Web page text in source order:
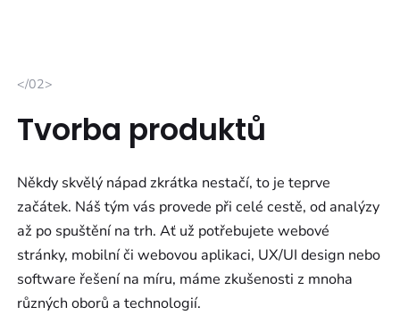
</02>
Tvorba produktů
Někdy skvělý nápad zkrátka nestačí, to je teprve
začátek. Náš tým vás provede při celé cestě, od analýzy
až po spuštění na trh. Ať už potřebujete webové
stránky, mobilní či webovou aplikaci, UX/UI design nebo
software řešení na míru, máme zkušenosti z mnoha
různých oborů a technologií.